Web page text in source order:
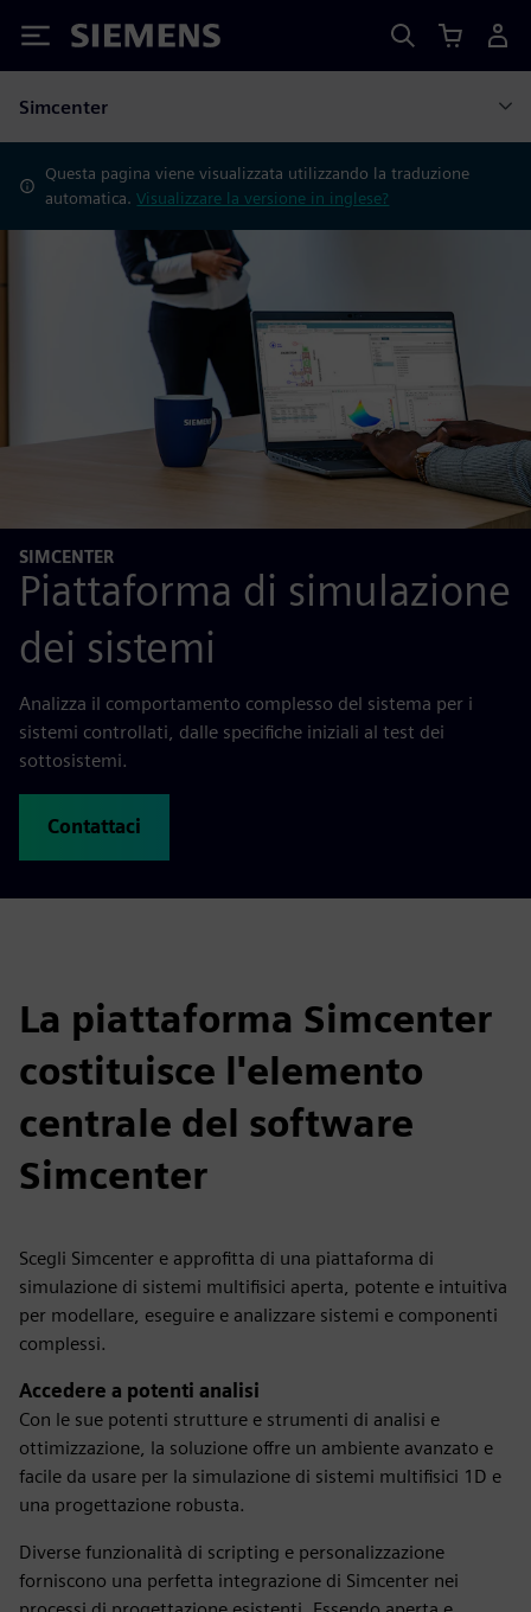
Siemens
Simcenter
Questa pagina viene visualizzata utilizzando la traduzione
automatica.Visualizzare la versione in inglese?
SIMCENTER
Piattaforma di simulazione
dei sistemi
Analizza il comportamento complesso del sistema per i
sistemi controllati, dalle specifiche iniziali al test dei
sottosistemi.
Contattaci
La piattaforma Simcenter
costituisce l'elemento
centrale del software
Simcenter
Scegli Simcenter e approfitta di una piattaforma di
simulazione di sistemi multifisici aperta, potente e intuitiva
per modellare, eseguire e analizzare sistemi e componenti
complessi.
Accedere a potenti analisi
Con le sue potenti strutture e strumenti di analisi e
ottimizzazione, la soluzione offre un ambiente avanzato e
facile da usare per la simulazione di sistemi multifisici 1D e
una progettazione robusta.
Diverse funzionalità di scripting e personalizzazione
forniscono una perfetta integrazione di Simcenter nei